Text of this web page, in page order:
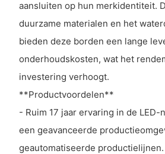
aansluiten op hun merkidentiteit.
duurzame materialen en het
bieden deze borden een lange
onderhoudskosten, wat het
investering verhoogt.
**Productvoordelen**
- Ruim 17 jaar ervaring in de
een geavanceerde
geautomatiseerde productielijnen.